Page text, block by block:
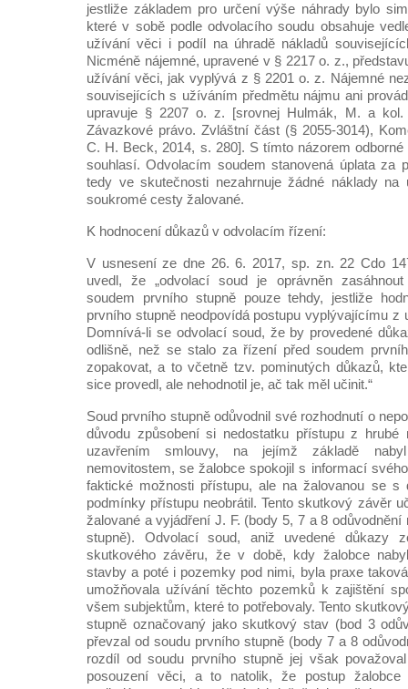
jestliže základem pro určení výše náhrady bylo
které v sobě podle odvolacího soudu obsahuje
užívání věci i podíl na úhradě nákladů
Nicméně nájemné, upravené v § 2217 o. z.,
užívání věci, jak vyplývá z § 2201 o. z. Nájemné
souvisejících s užíváním předmětu nájmu ani
upravuje § 2207 o. z. [srovnej Hulmák, M. a
Závazkové právo. Zvláštní část (§ 2055-3014),
C. H. Beck, 2014, s. 280]. S tímto názorem
souhlasí. Odvolacím soudem stanovená úplata za
tedy ve skutečnosti nezahrnuje žádné náklady na
soukromé cesty žalované.
K hodnocení důkazů v odvolacím řízení:
V usnesení ze dne 26. 6. 2017, sp. zn. 22 Cdo
uvedl, že „odvolací soud je oprávněn
soudem prvního stupně pouze tehdy, jestliže
prvního stupně neodpovídá postupu vyplývajícímu z
Domnívá-li se odvolací soud, že by provedené
odlišně, než se stalo za řízení před soudem
zopakovat, a to včetně tzv. pominutých důkazů,
sice provedl, ale nehodnotil je, ač tak měl učinit.“
Soud prvního stupně odůvodnil své rozhodnutí o
důvodu způsobení si nedostatku přístupu z hrubé
uzavřením smlouvy, na jejímž základě
nemovitostem, se žalobce spokojil s informací
faktické možnosti přístupu, ale na žalovanou se s
podmínky přístupu neobrátil. Tento skutkový závěr
žalované a vyjádření J. F. (body 5, 7 a 8
stupně). Odvolací soud, aniž uvedené důkazy
skutkového závěru, že v době, kdy žalobce
stavby a poté i pozemky pod nimi, byla praxe
umožňovala užívání těchto pozemků k zajištění
všem subjektům, které to potřebovaly. Tento
stupně označovaný jako skutkový stav (bod 3
převzal od soudu prvního stupně (body 7 a 8
rozdíl od soudu prvního stupně jej však
posouzení věci, a to natolik, že postup žalobce